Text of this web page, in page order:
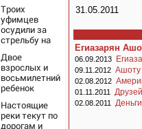
ребёнок
Троих
уфимцев
осудили за
стрельбу на
Башкирии
Двое
взрослых и
восьмилетний
ребенок
время сплава
по реке
Настоящие
реки текут по
дорогам и
31.05.2011
Егиазарян
06.09.2013
09.11.2012 Ашоту
02.08.2012
01.11.2011
02.08.2011